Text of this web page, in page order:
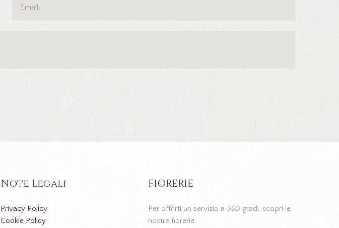
Note Legali
Privacy Policy
Cookie Policy
FIORERIE
Per offrirti un servizio a 360 gradi, scopri le
nostre fiorerie.